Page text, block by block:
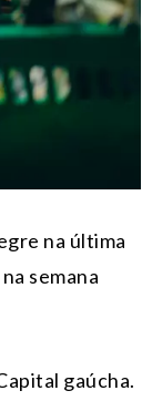
na última
semana
gaúcha.